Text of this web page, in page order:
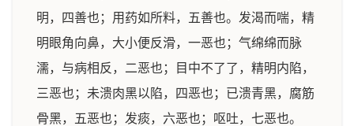
明，四善也；用药如所料，五善也。发渴而喘，精
明眼角向鼻，大小便反滑，一恶也；气绵绵而脉
濡，与病相反，二恶也；目中不了了，精明内陷，
三恶也；未溃肉黑以陷，四恶也；已溃青黑，腐筋
骨黑，五恶也；发痰，六恶也；呕吐，七恶也。